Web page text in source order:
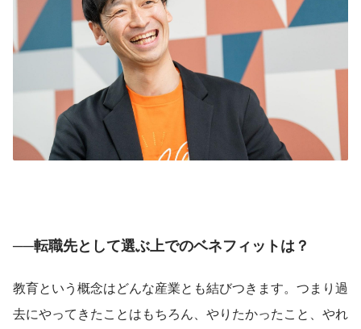
──転職先として選ぶ上でのベネフィットは？
教育という概念はどんな産業とも結びつきます。つまり過
去にやってきたことはもちろん、やりたかったこと、やれ